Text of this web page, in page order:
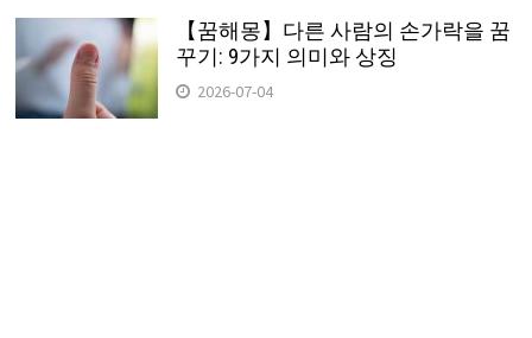
【꿈해몽】다른 사람의 손가락을 꿈
꾸기: 9가지 의미와 상징
2026-07-04